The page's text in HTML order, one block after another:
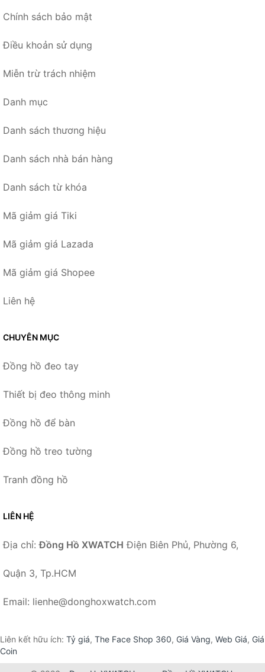
Chính sách bảo mật
Điều khoản sử dụng
Miễn trừ trách nhiệm
Danh mục
Danh sách thương hiệu
Danh sách nhà bán hàng
Danh sách từ khóa
Mã giảm giá Tiki
Mã giảm giá Lazada
Mã giảm giá Shopee
Liên hệ
CHUYÊN MỤC
Đồng hồ đeo tay
Thiết bị đeo thông minh
Đồng hồ để bàn
Đồng hồ treo tường
Tranh đồng hồ
LIÊN HỆ
Địa chỉ:Đồng Hồ XWATCH Điện Biên Phủ, Phường 6,
Quận 3, Tp.HCM
Email: lienhe@donghoxwatch.com
Liên kết hữu ích: Tỷ giá, The Face Shop 360, Giá Vàng, Web Giá, Giá
Coin